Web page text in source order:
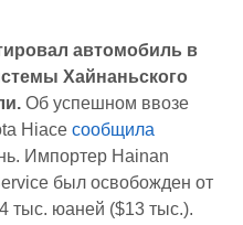
автомобиль в
Хайнаньского
Об успешном ввозе
Hiace сообщила
Импортер Hainan
был освобожден от
тыс. юаней ($13 тыс.).